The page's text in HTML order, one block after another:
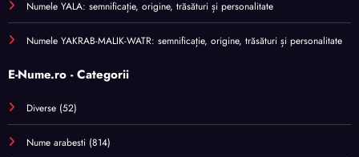
Numele YALA: semnificație, origine, trăsături și personalitate
Numele YAKRAB-MALIK-WATR: semnificație, origine, trăsături și personalitate
E-Nume.ro - Categorii
Diverse (52)
Nume arabesti (814)